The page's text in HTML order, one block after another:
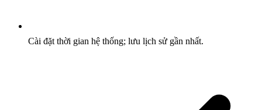
Cài đặt thời gian hệ thống; lưu lịch sử gần nhất.